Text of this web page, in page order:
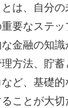
は、自分の
要なステッ
金融の知識
方法、貯蓄
ど、基礎的
ことが大切